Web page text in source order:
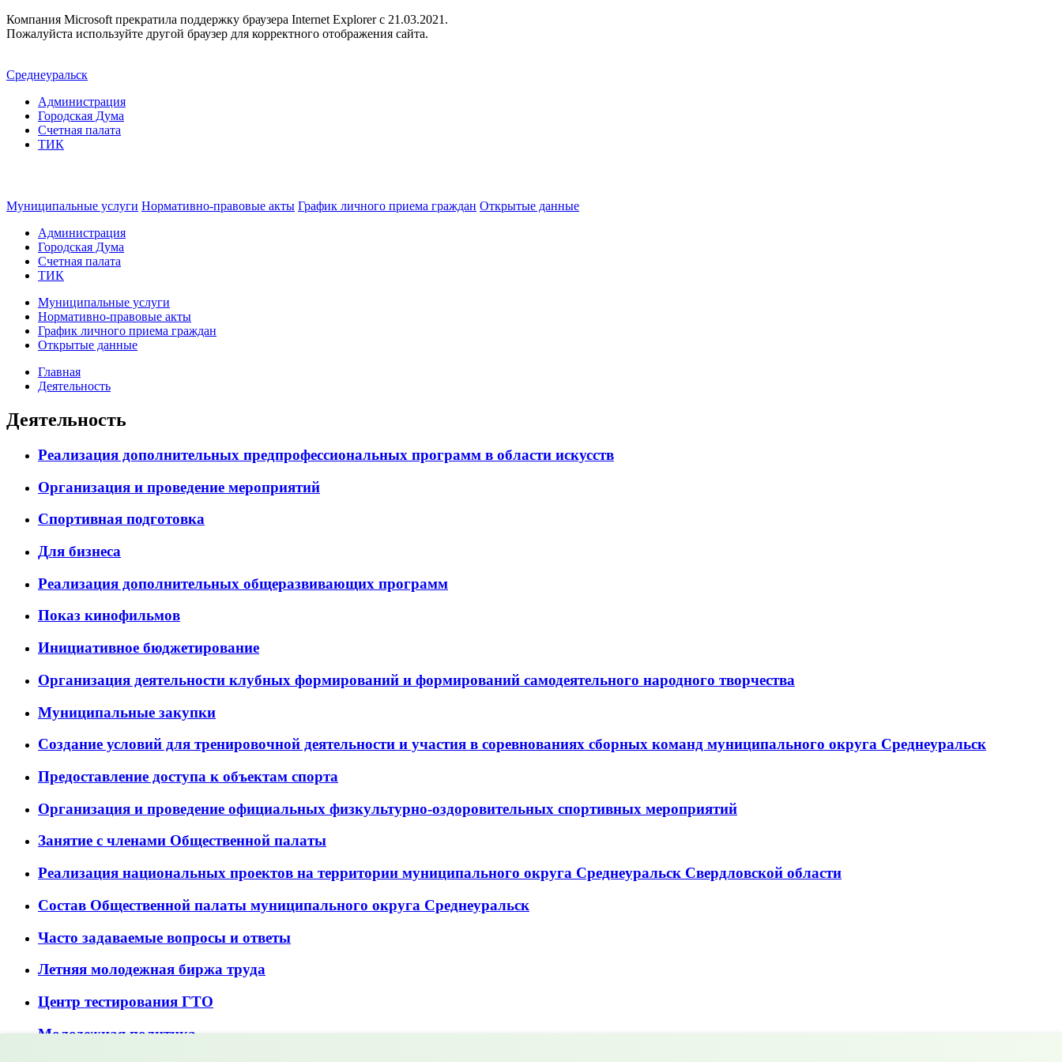
Компания Microsoft прекратила поддержку браузера Internet Explorer c 21.03.2021.
Пожалуйста используйте другой браузер для корректного отображения сайта.
Среднеуральск
Администрация
Городская Дума
Счетная палата
ТИК
Муниципальные услуги Нормативно-правовые акты График личного приема граждан Открытые данные
Администрация
Городская Дума
Счетная палата
ТИК
Муниципальные услуги
Нормативно-правовые акты
График личного приема граждан
Открытые данные
Главная
Деятельность
Деятельность
Реализация дополнительных предпрофессиональных программ в области искусств
Организация и проведение мероприятий
Спортивная подготовка
Для бизнеса
Реализация дополнительных общеразвивающих программ
Показ кинофильмов
Инициативное бюджетирование
Организация деятельности клубных формирований и формирований самодеятельного народного творчества
Муниципальные закупки
Создание условий для тренировочной деятельности и участия в соревнованиях сборных команд муниципального округа Среднеуральск
Предоставление доступа к объектам спорта
Организация и проведение официальных физкультурно-оздоровительных спортивных мероприятий
Занятие с членами Общественной палаты
Реализация национальных проектов на территории муниципального округа Среднеуральск Свердловской области
Состав Общественной палаты муниципального округа Среднеуральск
Часто задаваемые вопросы и ответы
Летняя молодежная биржа труда
Центр тестирования ГТО
Молодежная политика